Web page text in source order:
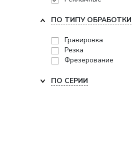
ПО ТИПУ ОБРАБОТКИ
Гравировка
Резка
Фрезерование
ПО СЕРИИ